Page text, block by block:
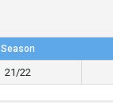
Season
21/22